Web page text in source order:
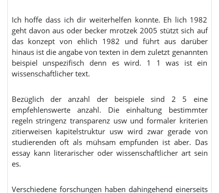
Ich hoffe dass ich dir weiterhelfen konnte. Eh lich 1982
geht davon aus oder becker mrotzek 2005 stützt sich auf
das konzept von ehlich 1982 und führt aus darüber
hinaus ist die angabe von texten in dem zuletzt genannten
beispiel unspezifisch denn es wird. 1 1 was ist ein
wissenschaftlicher text.
Bezüglich der anzahl der beispiele sind 2 5 eine
empfehlenswerte anzahl. Die einhaltung bestimmter
regeln stringenz transparenz usw und formaler kriterien
zitierweisen kapitelstruktur usw wird zwar gerade von
studierenden oft als mühsam empfunden ist aber. Das
essay kann literarischer oder wissenschaftlicher art sein
es.
Verschiedene forschungen haben dahingehend einerseits